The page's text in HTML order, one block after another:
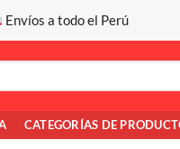
Envíos a todo el Perú
CATEGORÍAS DE